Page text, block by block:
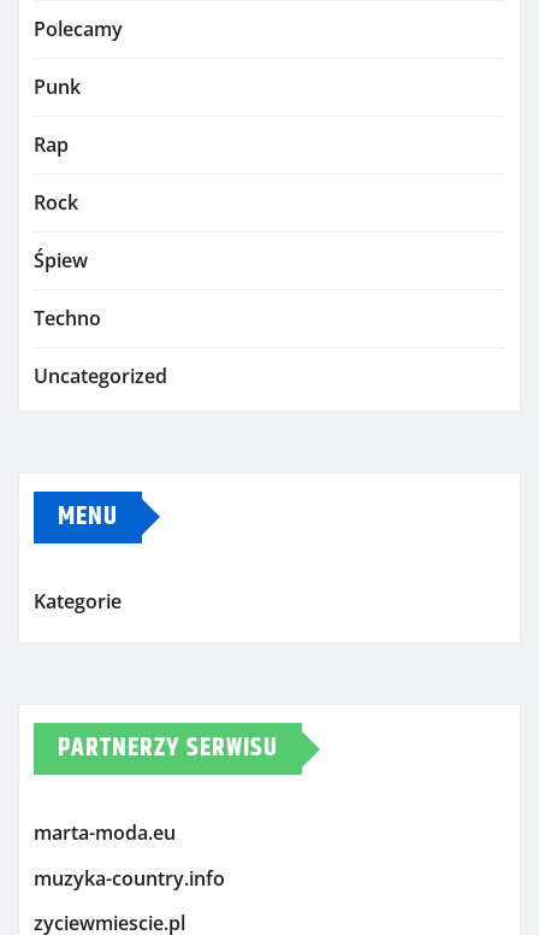
Polecamy
Punk
Rap
Rock
Śpiew
Techno
Uncategorized
MENU
Kategorie
PARTNERZY SERWISU
marta-moda.eu
muzyka-country.info
zyciewmiescie.pl